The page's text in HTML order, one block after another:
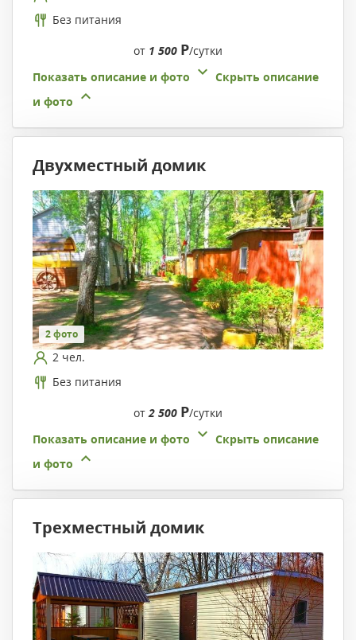
Без питания
от 1 500 Р/сутки
Показать описание и фото
Скрыть описание
и фото
Двухместный домик
2 фото
2 чел.
Без питания
от 2 500 Р/сутки
Показать описание и фото
Скрыть описание
и фото
Трехместный домик